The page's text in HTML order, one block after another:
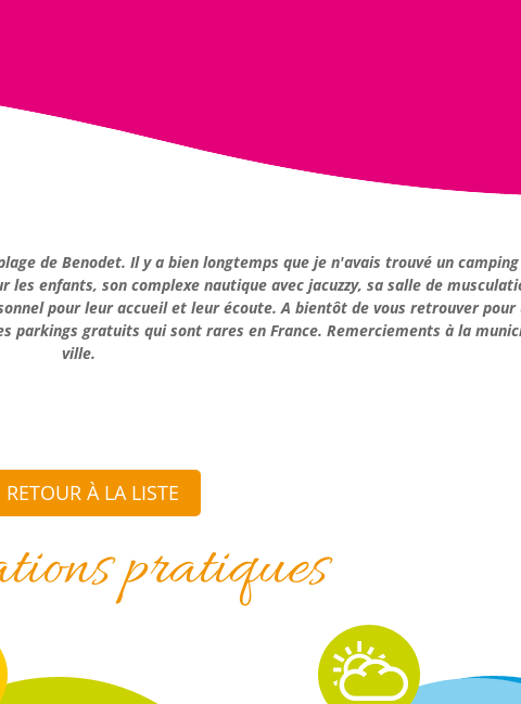
de Benodet. Il y a bien longtemps que je n'avais trouvé un
enfants, son complexe nautique avec jacuzzy, sa salle de
pour leur accueil et leur écoute. A bientôt de vous retrouver pour
gratuits qui sont rares en France. Remerciements à la
ville.
RETOUR À LA LISTE
pratiques